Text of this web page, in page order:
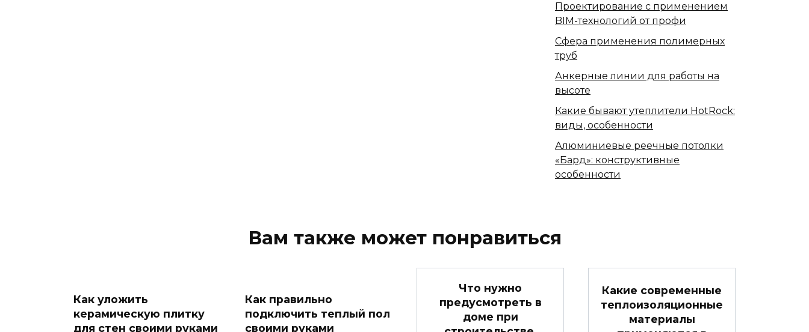
Проектирование с применением
BIM-технологий от профи
Сфера применения полимерных
труб
Анкерные линии для работы на
высоте
Какие бывают утеплители HotRock:
виды, особенности
Алюминиевые реечные потолки
«Бард»: конструктивные
особенности
Вам также может понравиться
Как уложить
керамическую плитку
для стен своими руками
Как правильно
подключить теплый пол
своими руками
Что нужно
предусмотреть в
доме при
Какие современные
теплоизоляционные
материалы